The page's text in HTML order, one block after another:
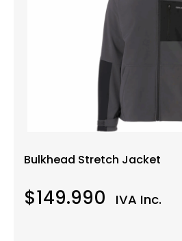
Bulkhead Stretch Jacket
$149.990 IVA Inc.